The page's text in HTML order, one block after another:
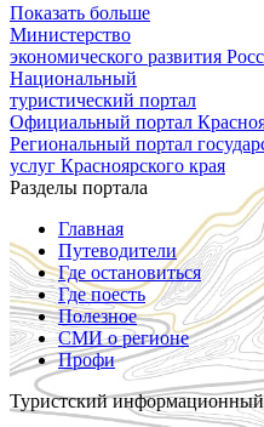
Показать больше
Министерство
экономического развития
Национальный
туристический портал
Официальный портал
Региональный портал
услуг Красноярского края
Разделы портала
Главная
Путеводители
Где остановиться
Где поесть
Полезное
СМИ о регионе
Профи
Туристский информационный